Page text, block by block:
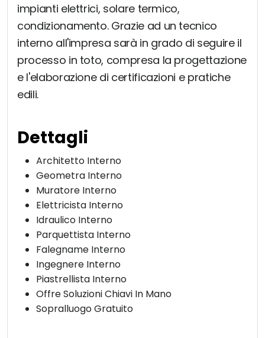
impianti elettrici, solare termico,
condizionamento. Grazie ad un tecnico
interno all'impresa sarà in grado di seguire il
processo in toto, compresa la progettazione
e l'elaborazione di certificazioni e pratiche
edili.
Dettagli
Architetto Interno
Geometra Interno
Muratore Interno
Elettricista Interno
Idraulico Interno
Parquettista Interno
Falegname Interno
Ingegnere Interno
Piastrellista Interno
Offre Soluzioni Chiavi In Mano
Sopralluogo Gratuito